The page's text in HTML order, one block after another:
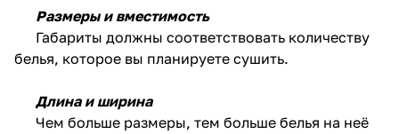
Размеры и вместимость
Габариты должны соответствовать количеству
белья, которое вы планируете сушить.
Длина и ширина
Чем больше размеры, тем больше белья на неё